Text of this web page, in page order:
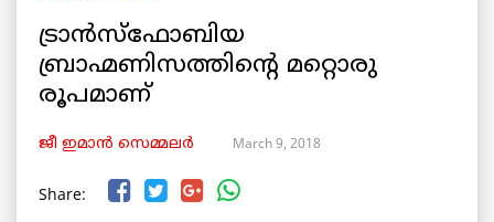
ട്രാന്‍സ്‌ഫോബിയ
ബ്രാഹ്മണിസത്തിന്റെ മറ്റൊരു
രൂപമാണ്
ജീ ഇമാന്‍ സെമ്മലര്‍ March 9, 2018
Share: